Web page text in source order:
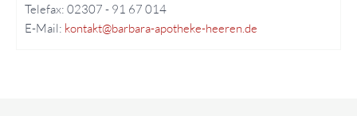
Telefax: 02307 - 91 67 014
E-Mail: kontakt@barbara-apotheke-heeren.de